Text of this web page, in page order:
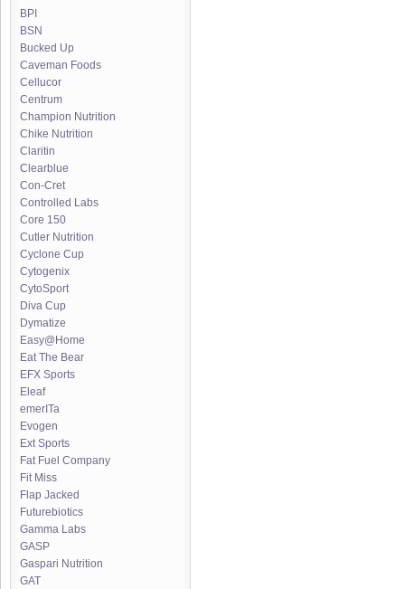
BPI
BSN
Bucked Up
Caveman Foods
Cellucor
Centrum
Champion Nutrition
Chike Nutrition
Claritin
Clearblue
Con-Cret
Controlled Labs
Core 150
Cutler Nutrition
Cyclone Cup
Cytogenix
CytoSport
Diva Cup
Dymatize
Easy@Home
Eat The Bear
EFX Sports
Eleaf
emerITa
Evogen
Ext Sports
Fat Fuel Company
Fit Miss
Flap Jacked
Futurebiotics
Gamma Labs
GASP
Gaspari Nutrition
GAT